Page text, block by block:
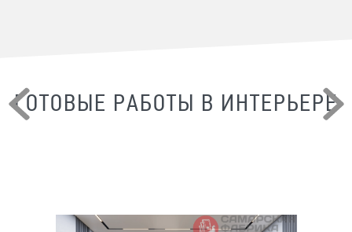
ГОТОВЫЕ РАБОТЫ В ИНТЕРЬЕРЕ